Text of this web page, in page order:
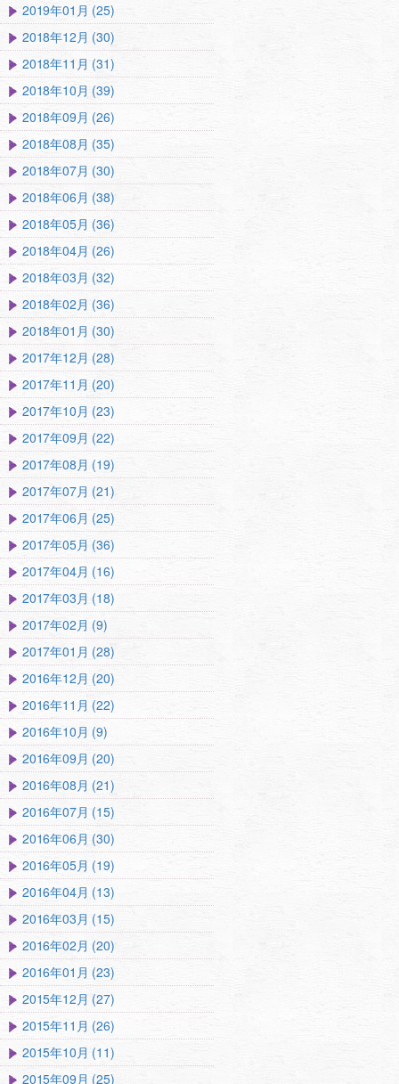
2019年01月 (25)
2018年12月 (30)
2018年11月 (31)
2018年10月 (39)
2018年09月 (26)
2018年08月 (35)
2018年07月 (30)
2018年06月 (38)
2018年05月 (36)
2018年04月 (26)
2018年03月 (32)
2018年02月 (36)
2018年01月 (30)
2017年12月 (28)
2017年11月 (20)
2017年10月 (23)
2017年09月 (22)
2017年08月 (19)
2017年07月 (21)
2017年06月 (25)
2017年05月 (36)
2017年04月 (16)
2017年03月 (18)
2017年02月 (9)
2017年01月 (28)
2016年12月 (20)
2016年11月 (22)
2016年10月 (9)
2016年09月 (20)
2016年08月 (21)
2016年07月 (15)
2016年06月 (30)
2016年05月 (19)
2016年04月 (13)
2016年03月 (15)
2016年02月 (20)
2016年01月 (23)
2015年12月 (27)
2015年11月 (26)
2015年10月 (11)
2015年09月 (25)